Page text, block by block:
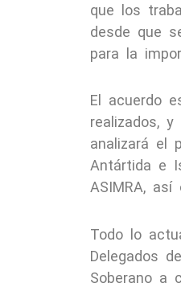
que los
desde que
para la
El acuerdo
realizados,
analizará el
Antártida e
ASIMRA,
Todo lo
Delegados
Soberano a